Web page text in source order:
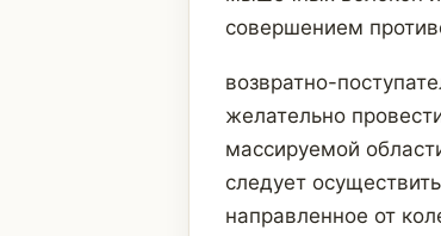
совершением
возвратно-
желательно
массируемой
следует
направленное от